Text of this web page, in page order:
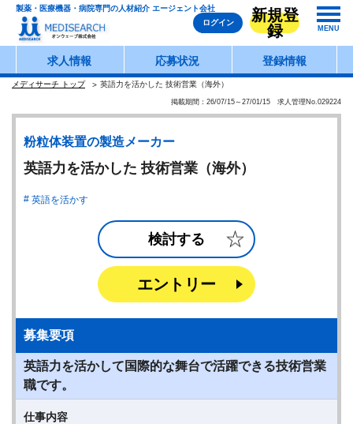
製薬・医療機器・病院専門の人材紹介 エージェント会社
ログイン
新規登
録
MENU
求人情報 応募状況 登録情報
メディサーチ トップ 英語力を活かした 技術営業（海外）
掲載期間：26/07/15～27/01/15 求人管理No.029224
粉粒体装置の製造メーカー
英語力を活かした 技術営業（海外）
英語を活かす
検討する
エントリー
募集要項
英語力を活かして国際的な舞台で活躍できる技術営業
職です。
仕事内容